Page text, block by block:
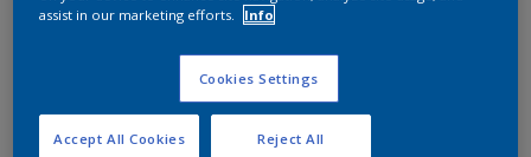
assist in our marketing efforts.
Info
Cookies Settings
Reject All
Accept All Cookies